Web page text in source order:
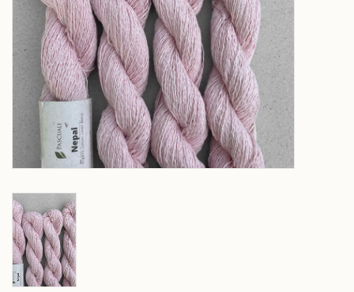
Over wolder